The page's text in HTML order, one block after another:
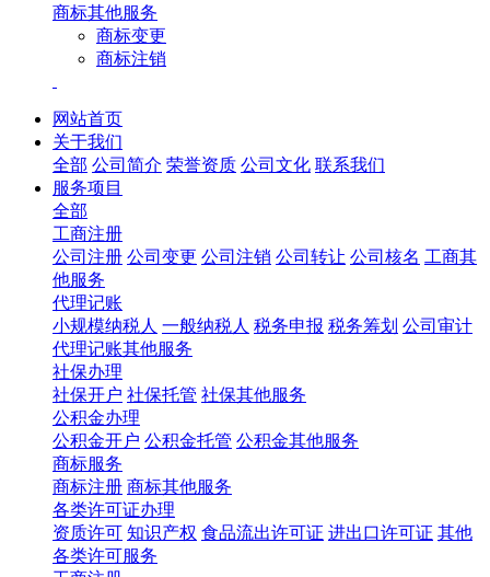
商标其他服务
商标变更
商标注销
网站首页
关于我们
全部 公司简介 荣誉资质 公司文化 联系我们
服务项目
全部
工商注册
公司注册 公司变更 公司注销 公司转让 公司核名 工商其
他服务
代理记账
小规模纳税人 一般纳税人 税务申报 税务筹划 公司审计
代理记账其他服务
社保办理
社保开户 社保托管 社保其他服务
公积金办理
公积金开户 公积金托管 公积金其他服务
商标服务
商标注册 商标其他服务
各类许可证办理
资质许可 知识产权 食品流出许可证 进出口许可证 其他
各类许可服务